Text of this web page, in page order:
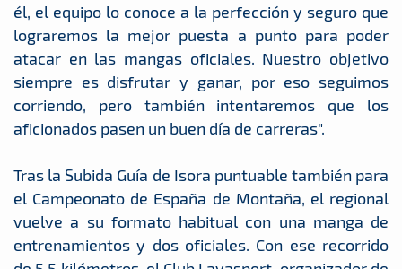
él, el equipo lo conoce a la perfección y seguro que
lograremos la mejor puesta a punto para poder
atacar en las mangas oficiales. Nuestro objetivo
siempre es disfrutar y ganar, por eso seguimos
corriendo, pero también intentaremos que los
aficionados pasen un buen día de carreras".
Tras la Subida Guía de Isora puntuable también para
el Campeonato de España de Montaña, el regional
vuelve a su formato habitual con una manga de
entrenamientos y dos oficiales. Con ese recorrido